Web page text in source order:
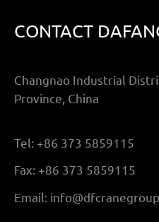
CONTACT
Changnao Industrial
Province, China
Tel: +86 373 5859115
Fax: +86 373 5859115
Email: